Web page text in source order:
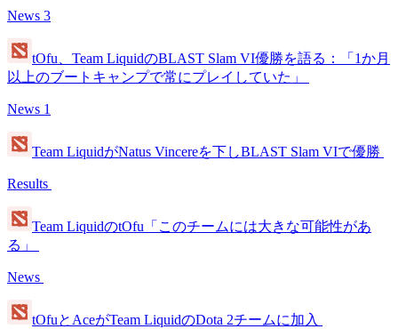
News 3
tOfu、Team LiquidのBLAST Slam VI優勝を語る：「1か月
以上のブートキャンプで常にプレイしていた」
News 1
Team LiquidがNatus Vincereを下しBLAST Slam VIで優勝
Results
Team LiquidのtOfu「このチームには大きな可能性があ
る」
News
tOfuとAceがTeam LiquidのDota 2チームに加入